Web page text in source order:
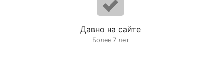
Давно на сайте
Более 7 лет